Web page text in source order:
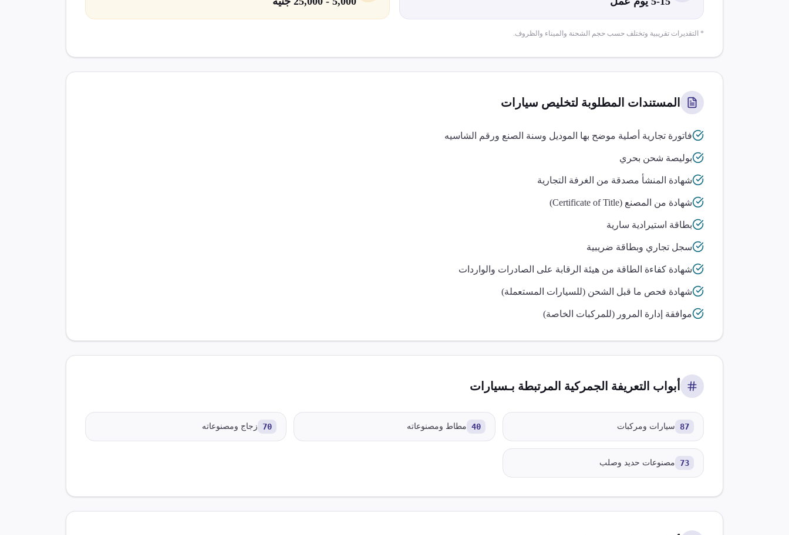
* التقديرات تقريبية وتختلف حسب حجم الشحنة والميناء والظروف.
المستندات المطلوبة لتخليص سيارات
فاتورة تجارية أصلية موضح بها الموديل وسنة الصنع ورقم الشاسيه
بوليصة شحن بحري
شهادة المنشأ مصدقة من الغرفة التجارية
شهادة من المصنع (Certificate of Title)
بطاقة استيرادية سارية
سجل تجاري وبطاقة ضريبية
شهادة كفاءة الطاقة من هيئة الرقابة على الصادرات والواردات
شهادة فحص ما قبل الشحن (للسيارات المستعملة)
موافقة إدارة المرور (للمركبات الخاصة)
أبواب التعريفة الجمركية المرتبطة بـسيارات
87 سيارات ومركبات 40 مطاط ومصنوعاته 70 زجاج ومصنوعاته
73 مصنوعات حديد وصلب